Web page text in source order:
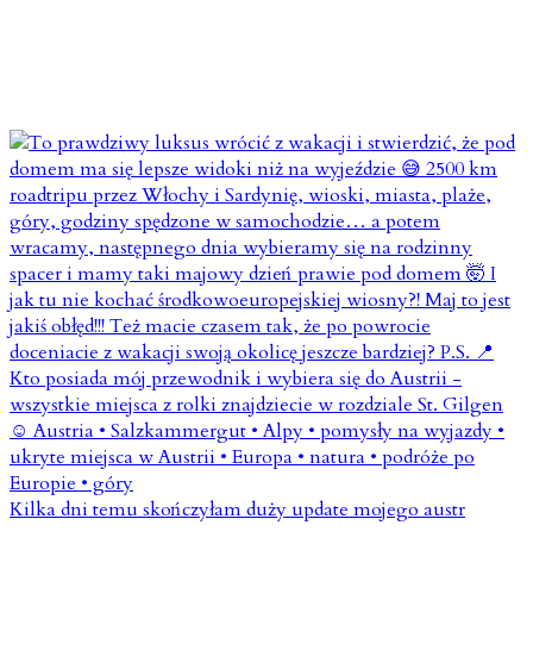
Kilka dni temu skończyłam duży update mojego austr